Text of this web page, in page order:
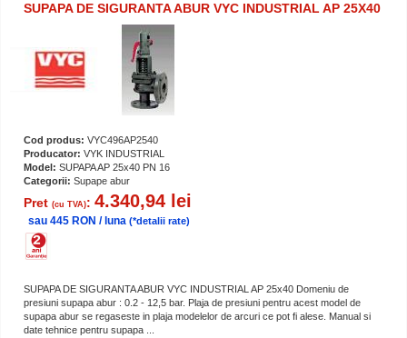
SUPAPA DE SIGURANTA ABUR VYC INDUSTRIAL AP 25X40
Cod produs: VYC496AP2540
Producator: VYK INDUSTRIAL
Model: SUPAPA AP 25x40 PN 16
Categorii: Supape abur
Pret (cu TVA): 4.340,94 lei
sau 445 RON / luna (*detalii rate)
SUPAPA DE SIGURANTA ABUR VYC INDUSTRIAL AP 25x40 Domeniu de
presiuni supapa abur : 0.2 - 12,5 bar. Plaja de presiuni pentru acest model de
supapa abur se regaseste in plaja modelelor de arcuri ce pot fi alese. Manual si
date tehnice pentru supapa ...